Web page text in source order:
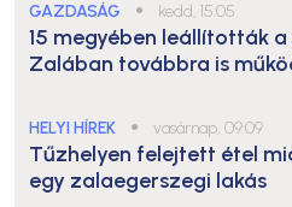
GAZDASÁG ● kedd, 15:05
15 megyében leállították a
Zalában továbbra is
HELYI HÍREK ● vasárnap, 09:09
Tűzhelyen felejtett étel
egy zalaegerszegi lakás